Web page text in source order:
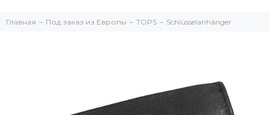
Главная Под заказ из Европы TOPS Schlüsselanhänger